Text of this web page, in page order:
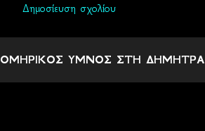
Δημοσίευση σχολίου
ΟΜΗΡΙΚΟΣ ΥΜΝΟΣ ΣΤΗ ΔΗΜΗΤΡΑ